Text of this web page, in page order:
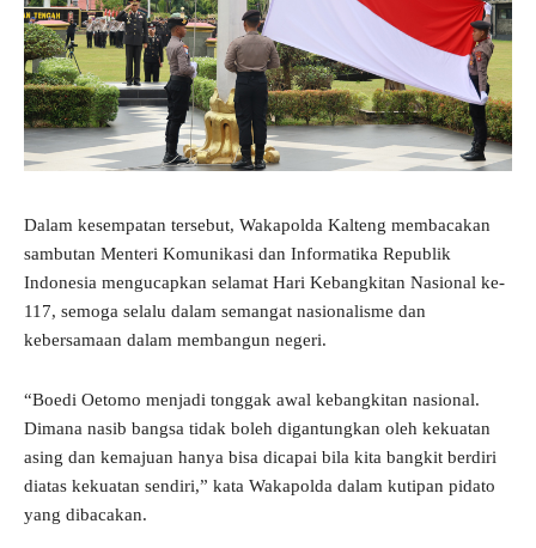
Dalam kesempatan tersebut, Wakapolda Kalteng membacakan
sambutan Menteri Komunikasi dan Informatika Republik
Indonesia mengucapkan selamat Hari Kebangkitan Nasional ke-
117, semoga selalu dalam semangat nasionalisme dan
kebersamaan dalam membangun negeri.
“Boedi Oetomo menjadi tonggak awal kebangkitan nasional.
Dimana nasib bangsa tidak boleh digantungkan oleh kekuatan
asing dan kemajuan hanya bisa dicapai bila kita bangkit berdiri
diatas kekuatan sendiri,” kata Wakapolda dalam kutipan pidato
yang dibacakan.